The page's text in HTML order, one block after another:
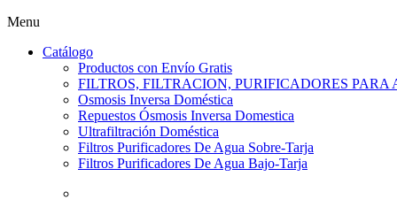
Menu
Catálogo
Productos con Envío Gratis
FILTROS, FILTRACION, PURIFICADORES PARA
Osmosis Inversa Doméstica
Repuestos Ósmosis Inversa Domestica
Ultrafiltración Doméstica
Filtros Purificadores De Agua Sobre-Tarja
Filtros Purificadores De Agua Bajo-Tarja